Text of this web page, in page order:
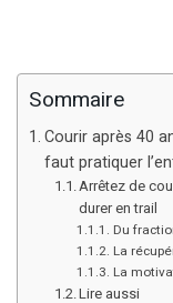
Sommaire
Courir après 40
faut pratiquer
Arrêtez de
durer en trail
Du
La
La
Lire aussi